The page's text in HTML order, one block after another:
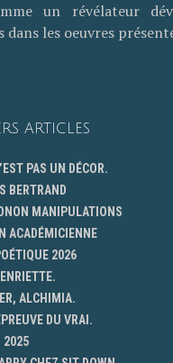
un révélateur
dans les oeuvres
ARTICLES
PAS UN DÉCOR.
BERTRAND
MANIPULATIONS
ACADÉMICIENNE
2026
ALCHIMIA.
DU VRAI.
2025